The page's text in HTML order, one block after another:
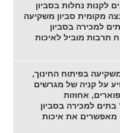
לקנות נחלות בסביון
מקומית סביון משקיעה
למכירה בסביון
תרבות מוביל לאיכות
בפיתוח החינוך,
על קניה של מגרשים
אחוזות
בתים למכירה בסביון
מאפשרים את איכות